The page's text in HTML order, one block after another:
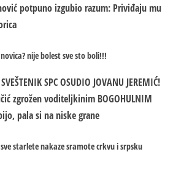
potpuno izgubio razum: Priviđaju mu
nije bolest sve sto boli!!!
SVEŠTENIK SPC OSUDIO JOVANU JEREMIĆ!
zgrožen voditeljkinim BOGOHULNIM
pala si na niske grane
starlete nakaze sramote crkvu i srpsku